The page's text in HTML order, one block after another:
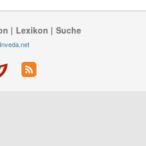
Lexikon Suche
Inveda.net